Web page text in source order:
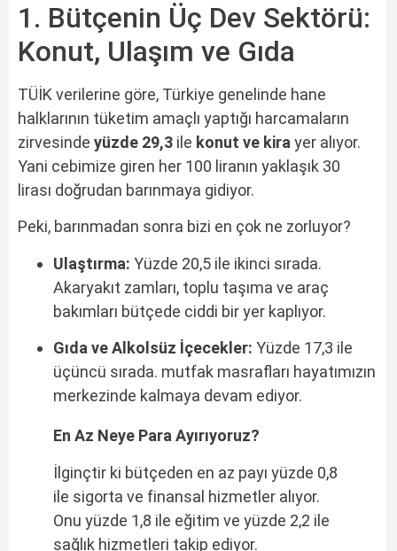
1. Bütçenin Üç Dev Sektörü:
Konut, Ulaşım ve Gıda
TÜİK verilerine göre, Türkiye genelinde hane
halklarının tüketim amaçlı yaptığı harcamaların
zirvesinde yüzde 29,3 ile konut ve kira yer alıyor.
Yani cebimize giren her 100 liranın yaklaşık 30
lirası doğrudan barınmaya gidiyor.
Peki, barınmadan sonra bizi en çok ne zorluyor?
Ulaştırma: Yüzde 20,5 ile ikinci sırada.
Akaryakıt zamları, toplu taşıma ve araç
bakımları bütçede ciddi bir yer kaplıyor.
Gıda ve Alkolsüz İçecekler: Yüzde 17,3 ile
üçüncü sırada. mutfak masrafları hayatımızın
merkezinde kalmaya devam ediyor.
En Az Neye Para Ayırıyoruz?
İlginçtir ki bütçeden en az payı yüzde 0,8
ile sigorta ve finansal hizmetler alıyor.
Onu yüzde 1,8 ile eğitim ve yüzde 2,2 ile
sağlık hizmetleri takip ediyor.